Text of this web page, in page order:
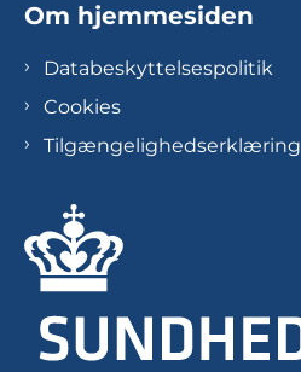
Om hjemmesiden
Databeskyttelsespolitik
Cookies
Tilgængelighedserklæring